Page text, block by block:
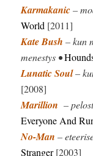
Karmakanic–
World [2011]
Kate Bush – kun
menestys •
Lunatic Soul–
[2008]
Marillion –
Everyone And
No-Man –
Stranger[2003]